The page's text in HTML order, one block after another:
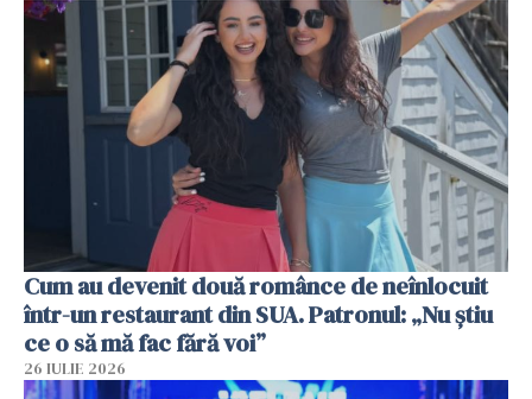
Cum au devenit două românce de neînlocuit
într-un restaurant din SUA. Patronul: „Nu știu
ce o să mă fac fără voi”
26 IULIE 2026